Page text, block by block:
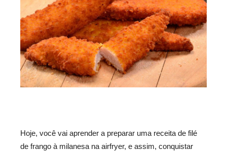
Hoje, você vai aprender a preparar uma receita de filé
de frango à milanesa na airfryer, e assim, conquistar